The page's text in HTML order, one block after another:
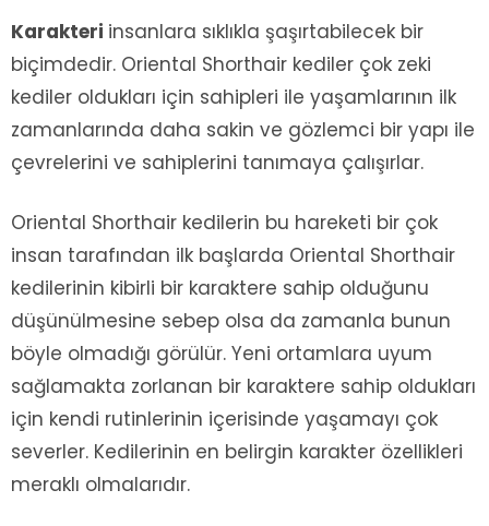
Karakteri insanlara sıklıkla şaşırtabilecek bir
biçimdedir. Oriental Shorthair kediler çok zeki
kediler oldukları için sahipleri ile yaşamlarının ilk
zamanlarında daha sakin ve gözlemci bir yapı ile
çevrelerini ve sahiplerini tanımaya çalışırlar.
Oriental Shorthair kedilerin bu hareketi bir çok
insan tarafından ilk başlarda Oriental Shorthair
kedilerinin kibirli bir karaktere sahip olduğunu
düşünülmesine sebep olsa da zamanla bunun
böyle olmadığı görülür. Yeni ortamlara uyum
sağlamakta zorlanan bir karaktere sahip oldukları
için kendi rutinlerinin içerisinde yaşamayı çok
severler. Kedilerinin en belirgin karakter özellikleri
meraklı olmalarıdır.